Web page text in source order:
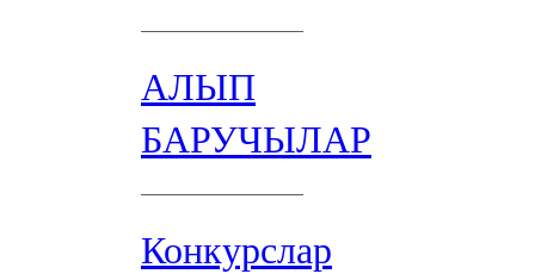
АЛЫП
БАРУЧЫЛАР
Конкурслар